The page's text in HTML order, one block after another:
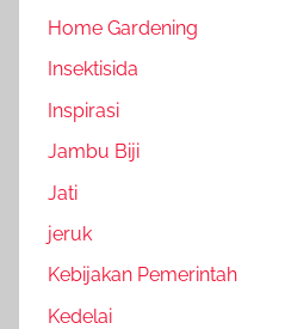
Home Gardening
Insektisida
Inspirasi
Jambu Biji
Jati
jeruk
Kebijakan Pemerintah
Kedelai